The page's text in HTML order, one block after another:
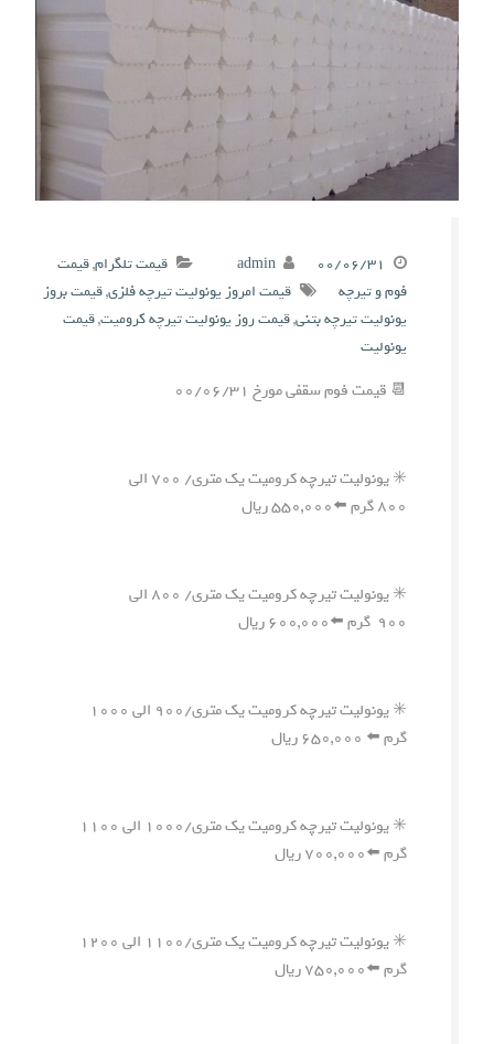
۰۰/۰۶/۳۱ admin قیمت تلگرام,قیمت
فوم و تیرچه
قیمت امروز یونولیت تیرچه فلزی,قیمت بروز
یونولیت تیرچه بتنی,قیمت روز یونولیت تیرچه کرومیت,قیمت
یونولیت
📆 قیمت فوم سقفی مورخ ۰۰/۰۶/۳۱
✳️ یونولیت تیرچه کرومیت یک متری/ ۷۰۰ الی
۸۰۰ گرم ⬅️۵۵۰,۰۰۰ ریال
✳️ یونولیت تیرچه کرومیت یک متری/ ۸۰۰ الی
۹۰۰ گرم ⬅️۶۰۰,۰۰۰ ریال
✳️ یونولیت تیرچه کرومیت یک متری/۹۰۰ الی ۱۰۰۰
گرم ⬅️ ۶۵۰,۰۰۰ ریال
✳️ یونولیت تیرچه کرومیت یک متری/۱۰۰۰ الی ۱۱۰۰
گرم ⬅️۷۰۰,۰۰۰ ریال
✳️ یونولیت تیرچه کرومیت یک متری/۱۱۰۰ الی ۱۲۰۰
گرم ⬅️۷۵۰,۰۰۰ ریال